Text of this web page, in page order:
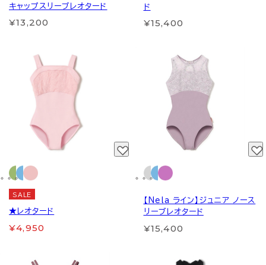
キャップスリーブレオタード
¥13,200
ド
¥15,400
SALE
★レオタード
¥4,950
【Nela ライン】ジュニア ノース
リーブレオタード
¥15,400